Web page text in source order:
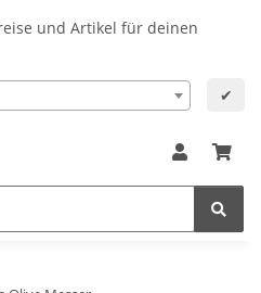
und Artikel für deinen
✔